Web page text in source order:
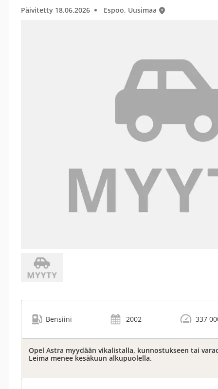
Päivitetty 18.06.2026 Espoo, Uusimaa
Bensiini 2002 337
Opel Astra myydään vikalistalla, kunnostukseen tai
Leima menee kesäkuun alkupuolella.